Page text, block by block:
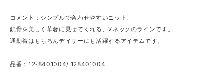
コメント：シンプルで合わせやすいニット。
鎖骨を美しく華奢に見せてくれる、Vネックのラインです。
通勤着はもちろんデイリーにも活躍するアイテムです。
品番：12-8401004/ 128401004